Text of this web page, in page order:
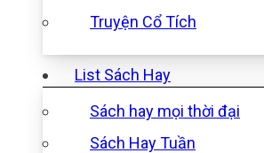
Truyện Cổ Tích
List Sách Hay
Sách hay mọi thời đại
Sách Hay Tuần